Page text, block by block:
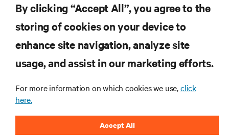
By clicking “Accept All”, you agree to the
storing of cookies on your device to
enhance site navigation, analyze site
usage, and assist in our marketing efforts.
For more information on which cookies we use,click
here.
Accept All